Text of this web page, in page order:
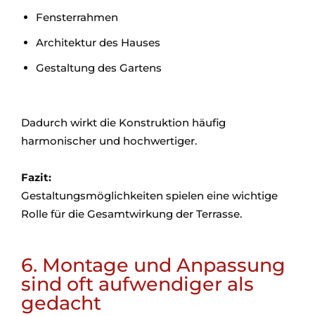
Fensterrahmen
Architektur des Hauses
Gestaltung des Gartens
Dadurch wirkt die Konstruktion häufig
harmonischer und hochwertiger.
Fazit:
Gestaltungsmöglichkeiten spielen eine wichtige
Rolle für die Gesamtwirkung der Terrasse.
6. Montage und Anpassung
sind oft aufwendiger als
gedacht